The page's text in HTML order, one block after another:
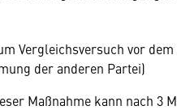
Vergleichsversuch vor
der anderen Partei)
Maßnahme kann nach 3